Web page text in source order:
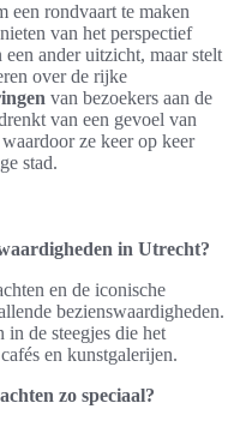
een rondvaart te maken
van het perspectief
ander uitzicht, maar stelt
over de rijke
van bezoekers aan de
van een gevoel van
ze keer op keer
stad.
in Utrecht?
en de iconische
bezienswaardigheden.
in de steegjes die het
en kunstgalerijen.
zo speciaal?